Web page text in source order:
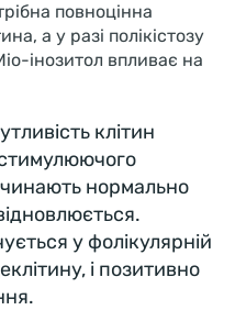
повноцінна
а у разі полікістозу
інозитол впливає на
клітин
нормально
у фолікулярній
і позитивно